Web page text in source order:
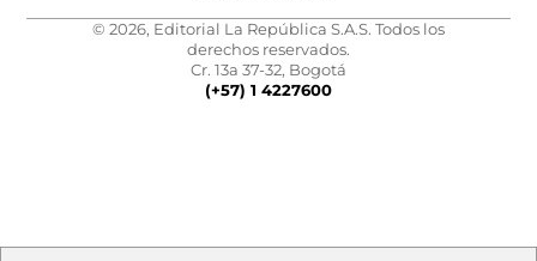
© 2026, Editorial La República S.A.S. Todos los
derechos reservados.
Cr. 13a 37-32, Bogotá
(+57) 1 4227600